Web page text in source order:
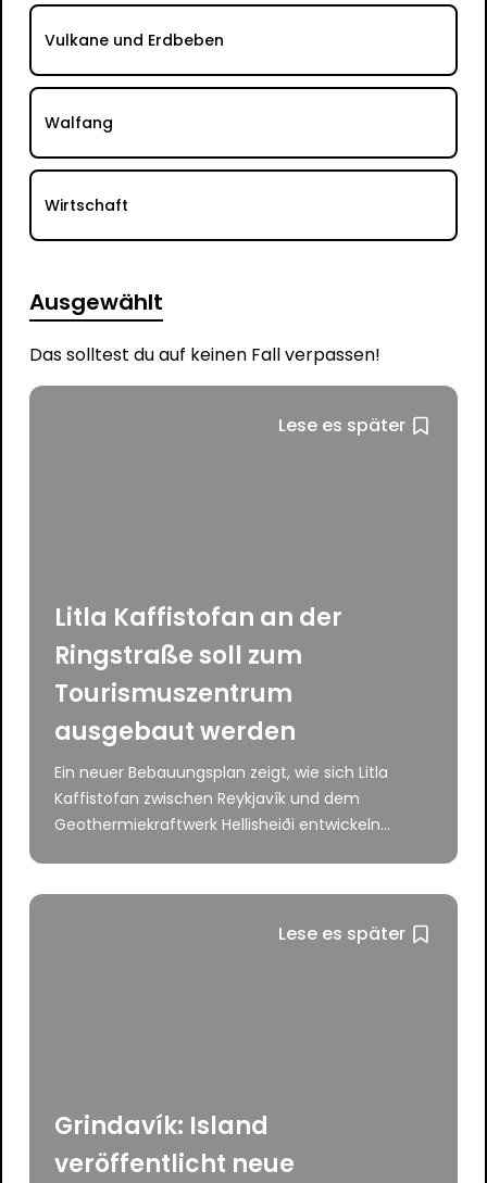
Vulkane und Erdbeben
Walfang
Wirtschaft
Ausgewählt
Das solltest du auf keinen Fall verpassen!
Lese es später
Litla Kaffistofan an der
Ringstraße soll zum
Tourismuszentrum
ausgebaut werden
Ein neuer Bebauungsplan zeigt, wie sich Litla
Kaffistofan zwischen Reykjavík und dem
Geothermiekraftwerk Hellisheiði entwickeln...
Lese es später
Grindavík: Island
veröffentlicht neue